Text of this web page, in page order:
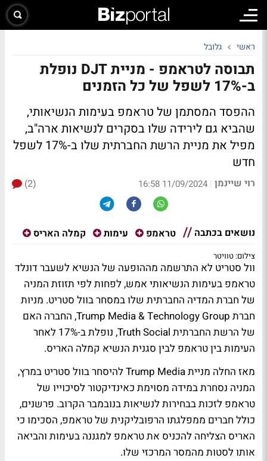
ראשי גלובל
תבוסה לטראמפ - מניית DJT נופלת
ב-17% לשפל של כל הזמנים
ההפסד המסתמן של טראמפ בעימות הנשיאותי,
שהביא גם לירידה שלו בסקרים לנשיאות ארה"ב,
מפיל את מניית הרשת החברתית שלו ב-17% לשפל
חדש
רוי שיינמן |
11/09/2024 16:58
(2)
נושאים בכתבה טראמפ עימות קמלה האריס
צילום: טוויטר
וול סטריט לא התרשמה מההופעה של הנשיא לשעבר דונלד
טראמפ בעימות הנשיאותי אמש, לפחות לפי תזוזת המניה
של חברת המדיה החברתית שלו במסחר בוול סטריט. מניות
חברת Trump Media & Technology Group, החברה האם
של הרשת החברתית Truth Social, נופלת ב-17% לאחר
העימות בין טראמפ לבין סגנית הנשיא קמלה האריס.
מאז החלה מניית Trump Media להיסחר בוול סטריט במרץ,
המניה נסחרת במידה מסוימת כאינדיקטור לסיכוייו של
טראמפ לזכות בבחירות לנשיאות בנובמבר הקרוב. פרשנים,
כולל חברים ממפלגתו הרפובליקנית של טראמפ, הסכימו כי
האריס הצליחה להכניס את טראמפ למגננה בעימות והביאה
אותו לסטות מהמסר המרכזי שלו.